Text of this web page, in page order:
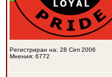
Регистриран на: 28 Сеп 2006
Мнения: 6772